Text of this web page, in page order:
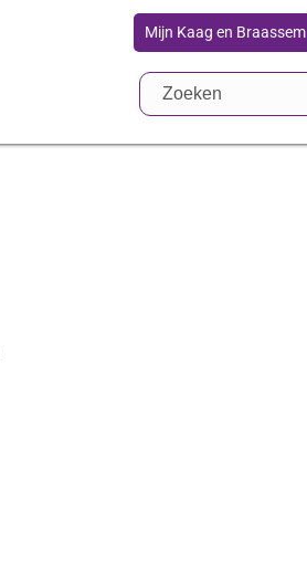
Mijn Kaag en Braassem